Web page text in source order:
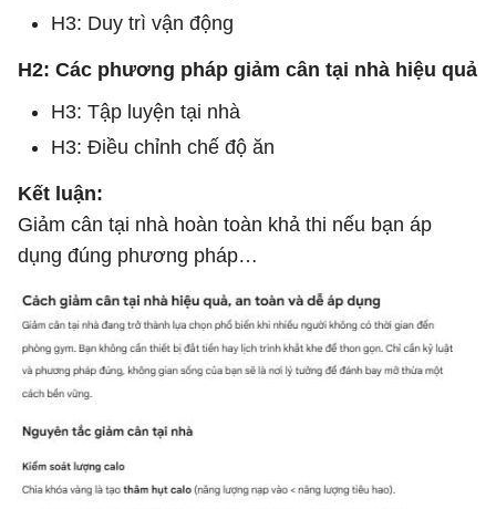
H3: Duy trì vận động
H2: Các phương pháp giảm cân tại nhà hiệu quả
H3: Tập luyện tại nhà
H3: Điều chỉnh chế độ ăn
Kết luận:
Giảm cân tại nhà hoàn toàn khả thi nếu bạn áp
dụng đúng phương pháp…